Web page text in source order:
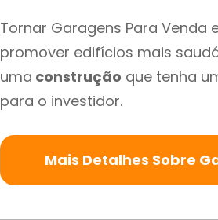
Tornar Garagens Para Venda
promover edifícios mais
uma construção que tenha
para o investidor.
Mais Detalhes Sobre